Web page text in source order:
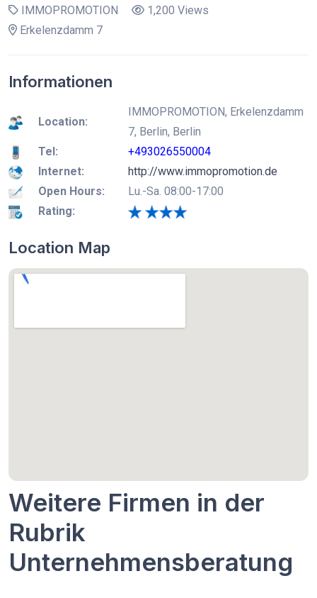
IMMOPROMOTION
1,200 Views
Erkelenzdamm 7
Informationen
Location:
IMMOPROMOTION, Erkelenzdamm
7, Berlin, Berlin
Tel:
+493026550004
Internet:
http://www.immopromotion.de
Open Hours:
Lu.-Sa. 08:00-17:00
Rating:
Location Map
Weitere Firmen in der
Rubrik
Unternehmensberatung